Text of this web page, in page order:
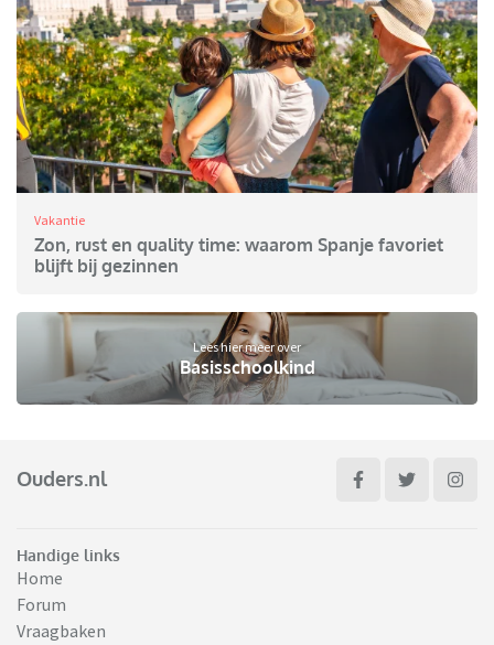
Vakantie
Zon, rust en quality time: waarom Spanje favoriet
blijft bij gezinnen
Lees hier meer over
Basisschoolkind
Ouders.nl
Handige links
Home
Forum
Vraagbaken